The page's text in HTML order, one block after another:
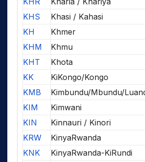
KHS
Khasi / Kahasi
KH
Khmer
KHM
Khmu
KHT
Khota
KK
KiKongo/Kongo
KMB
Kimbundu/Mbundu/
KIM
Kimwani
KIN
Kinnauri / Kinori
KRW
KinyaRwanda
KNK
KinyaRwanda-KiRundi